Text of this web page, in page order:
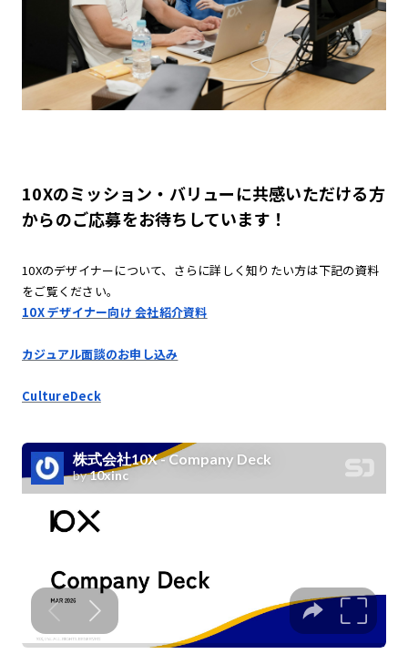
10Xのミッション・バリューに共感いただける方
からのご応募をお待ちしています！
10Xのデザイナーについて、さらに詳しく知りたい方は下記の資料
をご覧ください。
10X デザイナー向け 会社紹介資料
カジュアル面談のお申し込み
CultureDeck